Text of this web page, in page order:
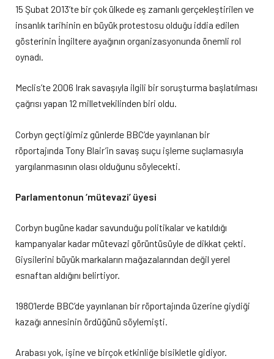
15 Şubat 2013’te bir çok ülkede eş zamanlı gerçekleştirilen ve
insanlık tarihinin en büyük protestosu olduğu iddia edilen
gösterinin İngiltere ayağının organizasyonunda önemli rol
oynadı.
Meclis’te 2006 Irak savaşıyla ilgili bir soruşturma başlatılması
çağrısı yapan 12 milletvekilinden biri oldu.
Corbyn geçtiğimiz günlerde BBC’de yayınlanan bir
röportajında Tony Blair’in savaş suçu işleme suçlamasıyla
yargılanmasının olası olduğunu söylecekti.
Parlamentonun ‘mütevazi’ üyesi
Corbyn bugüne kadar savunduğu politikalar ve katıldığı
kampanyalar kadar mütevazi görüntüsüyle de dikkat çekti.
Giysilerini büyük markaların mağazalarından değil yerel
esnaftan aldığını belirtiyor.
1980’lerde BBC’de yayınlanan bir röportajında üzerine giydiği
kazağı annesinin ördüğünü söylemişti.
Arabası yok, işine ve birçok etkinliğe bisikletle gidiyor.